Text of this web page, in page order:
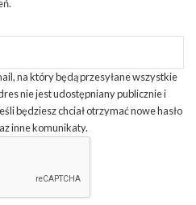
na który będą przesyłane wszystkie
nie jest udostępniany publicznie i
będziesz chciał otrzymać nowe hasło
inne komunikaty.